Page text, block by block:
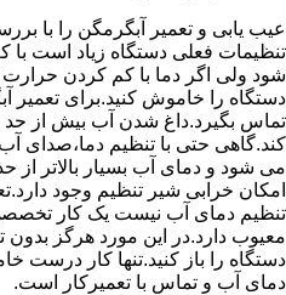
عیب یابی و تعمیر آبگرمگن را با
تنظیمات فعلی دستگاه زیاد است
شود ولی اگر دما با کم کردن حرارت
دستگاه را خاموش کنید.برای تعمیر
تماس بگیرد.داغ شدن آب بیش از حد
کند.گاهی حتی با تنظیم دما،صدای
می شود و دمای آب بسیار بالاتر
امکان خرابی شیر تنظیم وجود
تنظیم دمای آب نیست یک کار
معیوب دارد.در این مورد هرگز بدون
دستگاه را باز کنید.تنها کار
دمای آب و تماس با تعمیرکار است.